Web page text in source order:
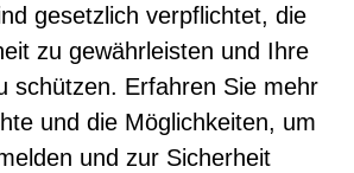
gesetzlich verpflichtet, die
zu gewährleisten und Ihre
schützen. Erfahren Sie mehr
und die Möglichkeiten, um
und zur Sicherheit